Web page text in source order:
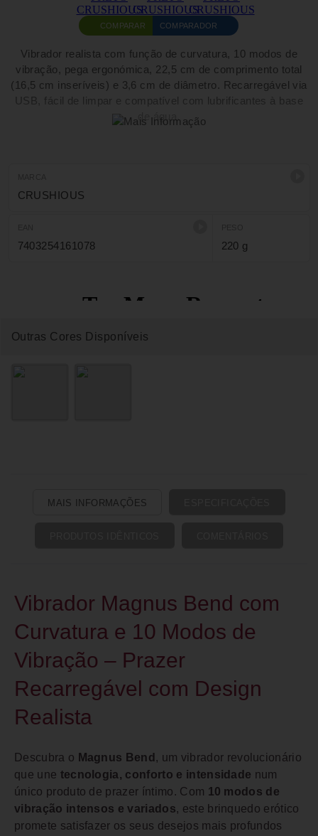
COMPARAR COMPARADOR
Vibrador realista com função de curvatura, 10 modos de
vibração, pega ergonómica, 22,5 cm de comprimento total
(16,5 cm inseríveis) e 3,6 cm de diâmetro. Recarregável via
USB, fácil de limpar e compatível com lubrificantes à base
de água.
CRUSHIOUS
7403254161078 220 g
Outras Cores Disponíveis
MAIS INFORMAÇÕES
Vibrador Magnus Bend com
Curvatura e 10 Modos de
Vibração – Prazer
Recarregável com Design
Realista
Descubra o Magnus Bend , um vibrador revolucionário
que une tecnologia, conforto e intensidade num
único produto de prazer íntimo. Com 10 modos de
vibração intensos e variados, este brinquedo erótico
promete satisfazer os seus desejos mais profundos